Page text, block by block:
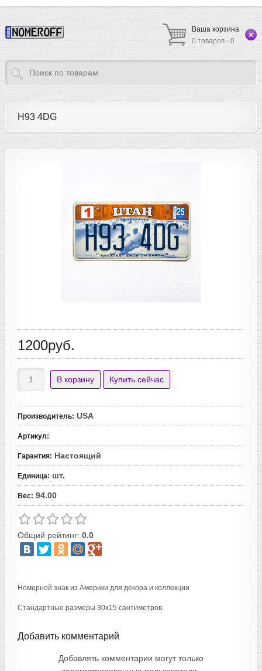
Ваша корзина
0 товаров - 0
H93 4DG
1200руб.
Производитель: USA
Артикул:
Гарантия: Настоящий
Единица: шт.
Вес: 94.00
Общий рейтинг: 0.0
Номерной знак из Америки для декора и коллекции
Стандартные размеры 30х15 сантиметров.
Добавить комментарий
Добавлять комментарии могут только